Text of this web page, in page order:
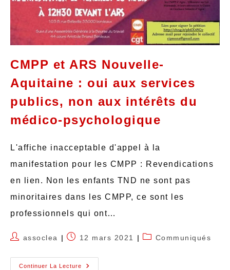
CMPP et ARS Nouvelle-
Aquitaine : oui aux services
publics, non aux intérêts du
médico-psychologique
L'affiche inacceptable d'appel à la
manifestation pour les CMPP : Revendications
en lien. Non les enfants TND ne sont pas
minoritaires dans les CMPP, ce sont les
professionnels qui ont…
assoclea 12 mars 2021 Communiqués
Continuer La Lecture